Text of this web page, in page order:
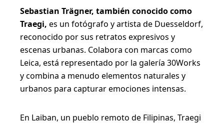
Sebastian Trägner, también conocido como
Traegi, es un fotógrafo y artista de Duesseldorf,
reconocido por sus retratos expresivos y
escenas urbanas. Colabora con marcas como
Leica, está representado por la galería 30Works
y combina a menudo elementos naturales y
urbanos para capturar emociones intensas.
En Laiban, un pueblo remoto de Filipinas, Traegi